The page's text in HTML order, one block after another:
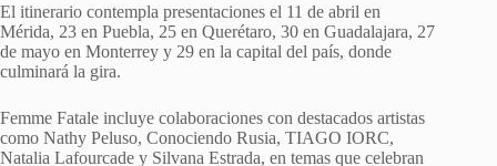
El itinerario contempla presentaciones el 11 de abril en
Mérida, 23 en Puebla, 25 en Querétaro, 30 en Guadalajara, 27
de mayo en Monterrey y 29 en la capital del país, donde
culminará la gira.
Femme Fatale incluye colaboraciones con destacados artistas
como Nathy Peluso, Conociendo Rusia, TIAGO IORC,
Natalia Lafourcade y Silvana Estrada, en temas que celebran